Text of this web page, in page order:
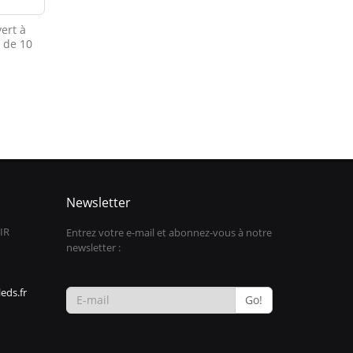
à
10
Newsletter
Entrez votre e-mail et abonnez-vous à notre
newsletter :
Go!